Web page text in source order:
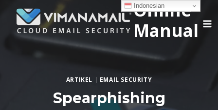
content
Online
Manual
ARTIKEL | EMAIL SECURITY
Spearphishing
Indonesian